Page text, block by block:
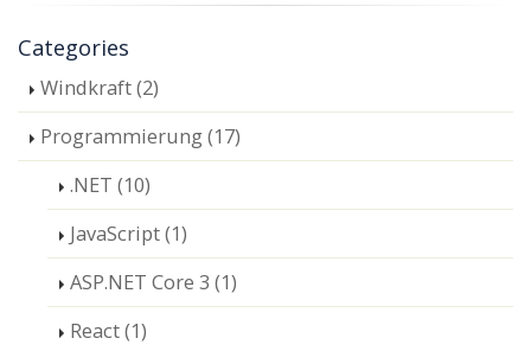
Categories
Windkraft (2)
Programmierung (17)
.NET (10)
JavaScript (1)
ASP.NET Core 3 (1)
React (1)